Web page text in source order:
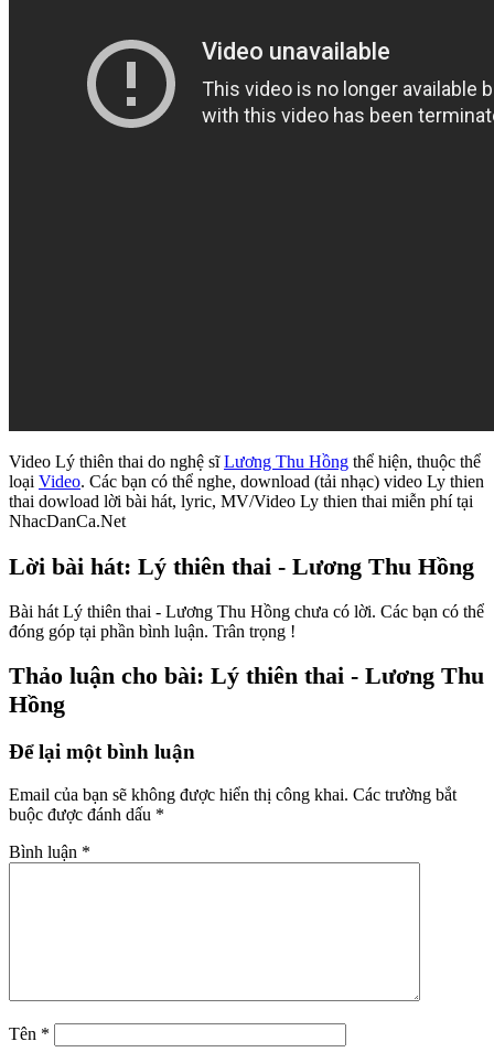
Video Lý thiên thai do nghệ sĩLương Thu Hồng thể hiện, thuộc thể
loại Video. Các bạn có thể nghe, download (tải nhạc) video Ly thien
thai dowload lời bài hát, lyric, MV/Video Ly thien thai miễn phí tại
NhacDanCa.Net
Lời bài hát: Lý thiên thai - Lương Thu Hồng
Bài hát Lý thiên thai - Lương Thu Hồng chưa có lời. Các bạn có thể
đóng góp tại phần bình luận. Trân trọng !
Thảo luận cho bài: Lý thiên thai - Lương Thu
Hồng
Để lại một bình luận
Email của bạn sẽ không được hiển thị công khai. Các trường bắt
buộc được đánh dấu *
Bình luận *
Tên *